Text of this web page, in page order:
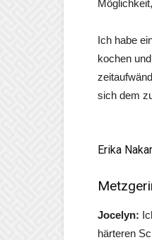
Ich habe
kochen
sich dem
Erika
Jocelyn:
härteren